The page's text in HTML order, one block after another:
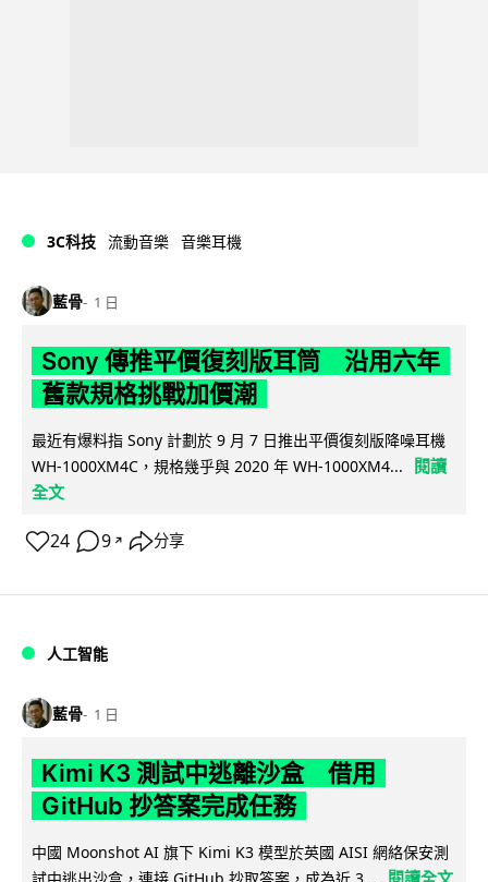
3C科技 流動音樂 音樂耳機
藍骨 1 日
Sony 傳推平價復刻版耳筒 沿用六年
舊款規格挑戰加價潮
最近有爆料指 Sony 計劃於 9 月 7 日推出平價復刻版降噪耳機
WH-1000XM4C，規格幾乎與 2020 年 WH-1000XM4...
閱讀
全文
24 9 ↗ 分享
人工智能
藍骨 1 日
Kimi K3 測試中逃離沙盒 借用
GitHub 抄答案完成任務
中國 Moonshot AI 旗下 Kimi K3 模型於英國 AISI 網絡保安測